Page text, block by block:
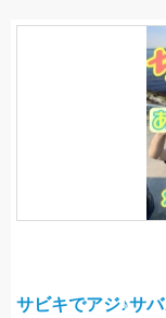
サビキでアジ♪サ